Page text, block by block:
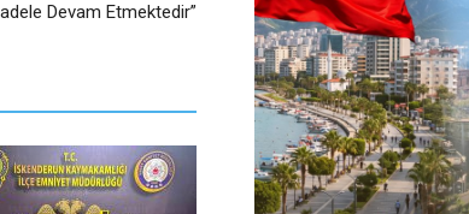
Devam Etmektedir”